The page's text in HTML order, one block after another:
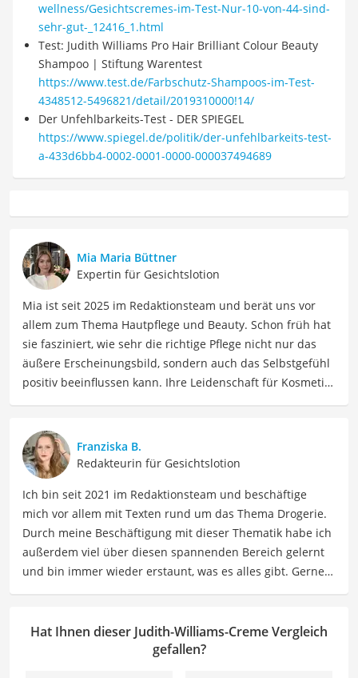
wellness/Gesichtscremes-im-Test-Nur-10-von-44-sind-
sehr-gut-_12416_1.html
Test: Judith Williams Pro Hair Brilliant Colour Beauty
Shampoo | Stiftung Warentest
https://www.test.de/Farbschutz-Shampoos-im-Test-
4348512-5496821/detail/2019310000!14/
Der Unfehlbarkeits-Test - DER SPIEGEL
https://www.spiegel.de/politik/der-unfehlbarkeits-test-
a-433d6bb4-0002-0001-0000-000037494689
Mia Maria Büttner
Expertin für Gesichtslotion
Mia ist seit 2025 im Redaktionsteam und berät uns vor
allem zum Thema Hautpflege und Beauty. Schon früh hat
sie fasziniert, wie sehr die richtige Pflege nicht nur das
äußere Erscheinungsbild, sondern auch das Selbstgefühl
positiv beeinflussen kann. Ihre Leidenschaft für Kosmetik
nun Menschen dabei, die richtigen Produkte für sie zu
finden. Mia liebt es, sich in Inhaltsstoffe und
Produktversprechen hineinzudenken und diese
verständlich aufzuschlüsseln. Als Ausgleich zu ihrer
Arbeit findet Mia Ruhe im Sport und beim Lesen, und
außerdem beim Verfolgen ihrer Interessen an
Neurowissenschaft und Spiritualität.
Der Judith-Williams-Creme-Vergleich ist aus unserer Sicht
Franziska B.
Redakteurin für Gesichtslotion
Ich bin seit 2021 im Redaktionsteam und beschäftige
mich vor allem mit Texten rund um das Thema Drogerie.
Durch meine Beschäftigung mit dieser Thematik habe ich
außerdem viel über diesen spannenden Bereich gelernt
und bin immer wieder erstaunt, was es alles gibt. Gerne
über Beauty- sowie Pflegeprodukte, Gesundheitsartikel,
Haushaltswaren und vieles mehr. Meine Beiträge
Hat Ihnen dieser Judith-Williams-Creme Vergleich
gefallen?